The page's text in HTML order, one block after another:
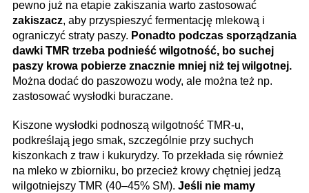
pewno już na etapie zakiszania warto zastosować
zakiszacz, aby przyspieszyć fermentację mlekową i
ograniczyć straty paszy. Ponadto podczas sporządzania
dawki TMR trzeba podnieść wilgotność, bo suchej
paszy krowa pobierze znacznie mniej niż tej wilgotnej.
Można dodać do paszowozu wody, ale można też np.
zastosować wysłodki buraczane.
Kiszone wysłodki podnoszą wilgotność TMR-u,
podkreślają jego smak, szczególnie przy suchych
kiszonkach z traw i kukurydzy. To przekłada się również
na mleko w zbiorniku, bo przecież krowy chętniej jedzą
wilgotniejszy TMR (40–45% SM). Jeśli nie mamy